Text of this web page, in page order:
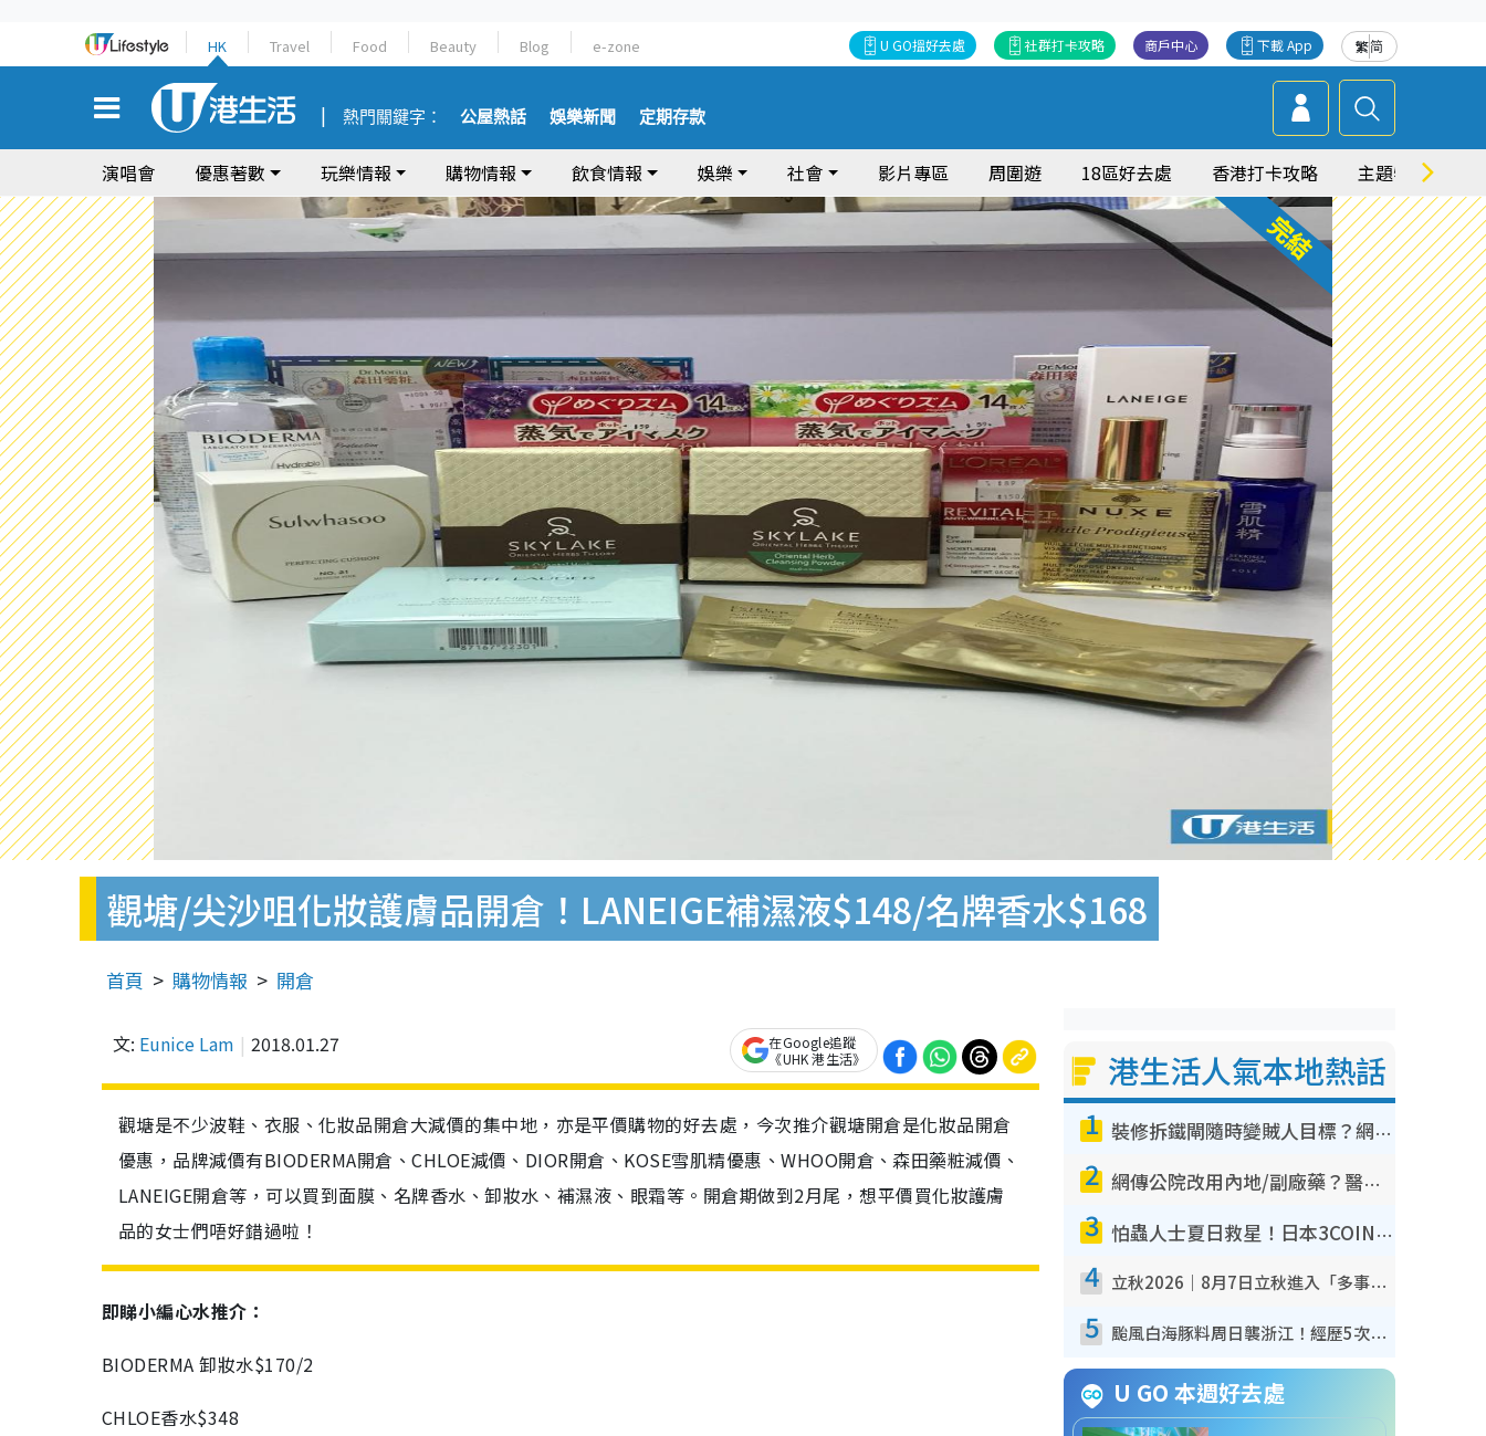
HK Travel Food Beauty Blog e-zone 繁简
下載 App
商戶中心
社群打卡攻略
U GO搵好去處
熱門關鍵字： 公屋熱話 娛樂新聞 定期存款
演唱會 優惠著數 玩樂情報 購物情報 飲食情報 娛樂 社會 影片專區 周圍遊 18區好去處 香港打卡攻略 主題特集
觀塘/尖沙咀化妝護膚品開倉！LANEIGE補濕液$148/名牌香水$168
首頁 購物情報 開倉
文: Eunice Lam 2018.01.27
在Google追蹤
《UHK 港生活》
觀塘是不少波鞋、衣服、化妝品開倉大減價的集中地，亦是平價購物的好去處，今次推介觀塘開倉是化妝品開倉
優惠，品牌減價有BIODERMA開倉、CHLOE減價、DIOR開倉、KOSE雪肌精優惠、WHOO開倉、森田藥粧減價、
LANEIGE開倉等，可以買到面膜、名牌香水、卸妝水、補濕液、眼霜等。開倉期做到2月尾，想平價買化妝護膚
品的女士們唔好錯過啦！
即睇小編心水推介：
BIODERMA 卸妝水$170/2
CHLOE香水$348
港生活人氣本地熱話
1 裝修拆鐵閘隨時變賊人目標？網民揭2大關鍵用途：裝新式等於白裝？附新舊鐵閘分別
2 網傳公院改用內地/副廠藥？醫生拆解正副廠分別 揭4類人換藥隨時出事
3 怕蟲人士夏日救星！日本3COINS爆紅驅蟲神器$45起 1招「全程免觸碰」輕鬆搞定小強
4 立秋2026｜8月7日立秋進入「多事之秋」 3件事唔做得！專家教6招開運 清枱頭／銀包納氣接好運
5 颱風白海豚料周日襲浙江！經歷5次「眼牆置換」極罕見 成登陸內地最長途颱風
U GO 本週好去處